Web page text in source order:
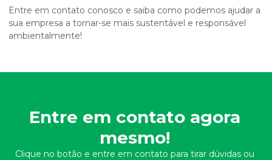
Entre em contato conosco e saiba como podemos ajudar a
sua empresa a tornar-se mais sustentável e responsável
ambientalmente!
Entre em contato agora
mesmo!
Clique no botão e entre em contato para tirar dúvidas ou